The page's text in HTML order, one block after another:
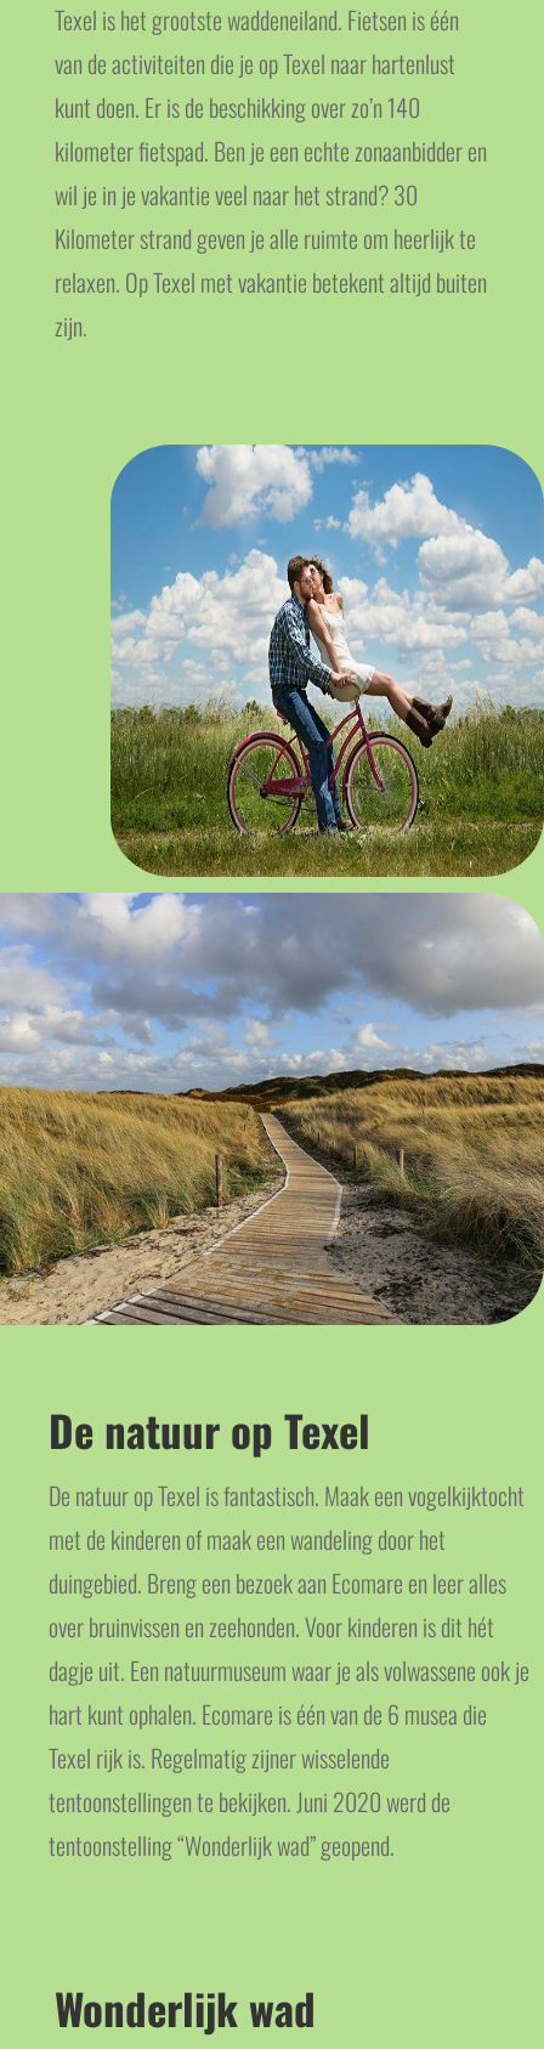
Texel is het grootste waddeneiland. Fietsen is één
van de activiteiten die je op Texel naar hartenlust
kunt doen. Er is de beschikking over zo’n 140
kilometer fietspad. Ben je een echte zonaanbidder en
wil je in je vakantie veel naar het strand? 30
Kilometer strand geven je alle ruimte om heerlijk te
relaxen. Op Texel met vakantie betekent altijd buiten
zijn.
De natuur op Texel
De natuur op Texel is fantastisch. Maak een vogelkijktocht
met de kinderen of maak een wandeling door het
duingebied. Breng een bezoek aan Ecomare en leer alles
over bruinvissen en zeehonden. Voor kinderen is dit hét
dagje uit. Een natuurmuseum waar je als volwassene ook je
hart kunt ophalen. Ecomare is één van de 6 musea die
Texel rijk is. Regelmatig zijner wisselende
tentoonstellingen te bekijken. Juni 2020 werd de
tentoonstelling “Wonderlijk wad” geopend.
Wonderlijk wad